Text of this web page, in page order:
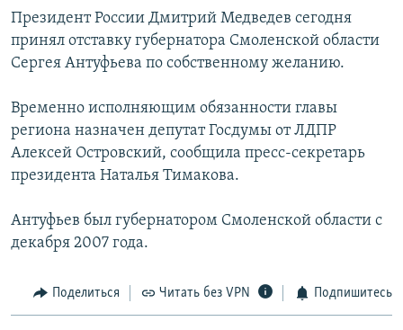
поиску
СЕВЕР.РЕАЛИИ
СИБИРЬ.РЕАЛИИ
ПОДПИШИТЕСЬ НА РАССЫЛКУ
СОЦИАЛЬНЫЕ СЕТИ
Все сайты РСЕ/РС
Президент России Дмитрий Медведев сегодня
принял отставку губернатора Смоленской области
Сергея Антуфьева по собственному желанию.
Временно исполняющим обязанности главы
региона назначен депутат Госдумы от ЛДПР
Алексей Островский, сообщила пресс-секретарь
президента Наталья Тимакова.
Антуфьев был губернатором Смоленской области с
декабря 2007 года.
Поделиться Читать без VPN Подпишитесь